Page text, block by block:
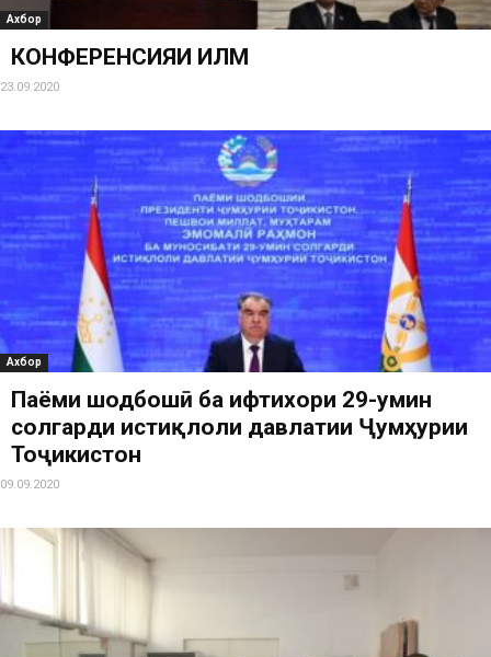
Ахбор
КОНФЕРЕНСИЯИ ИЛМӢ
23.09.2020
Ахбор
Паёми шодбошӣ ба ифтихори 29-умин
солгарди истиқлоли давлатии Ҷумҳурии
Тоҷикистон
09.09.2020